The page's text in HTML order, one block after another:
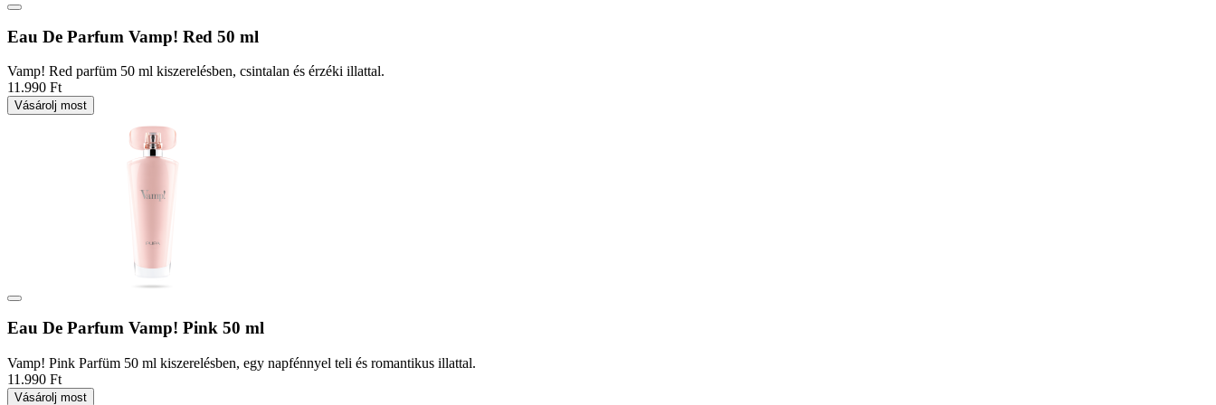
Eau De Parfum Vamp! Red 50 ml
Vamp! Red parfüm 50 ml kiszerelésben, csintalan és érzéki illattal.
11.990 Ft
Vásárolj most
Eau De Parfum Vamp! Pink 50 ml
Vamp! Pink Parfüm 50 ml kiszerelésben, egy napfénnyel teli és romantikus illattal.
11.990 Ft
Vásárolj most